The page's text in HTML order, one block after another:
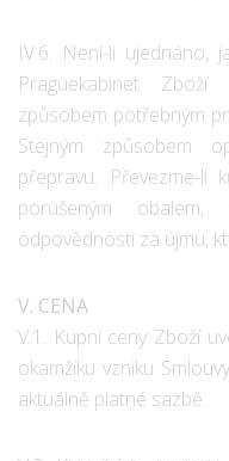
IV.6. Není-li ujednáno,
Praguekabinet
způsobem potřebným
Stejným způsobem
přepravu. Převezme-li
porušeným
odpovědnosti za újmu,
V. CENA
V.1. Kupní ceny Zboží
okamžiku vzniku
aktuálně platné sazbě.